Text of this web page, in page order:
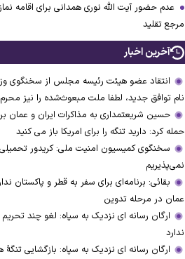
عدم حضور آیت الله نوری همدانی برای اقامه
مرجع تقلید
آخرین اخبار
انتقاد عضو هیئت رئیسه مجلس از سخنگوی
نام توافق جدید، لطفا ملت مبعوث‌شده را نیز محرم
حسین شریعتمداری به مذاکرات ایران و عمان
حمله کرد: دارید تنگه را برای امریکا باز می کنید
سخنگوی کمیسیون امنیت ملی: کریدور تحمیلی
نمی‌پذیریم
بقائی: برنامه‌ای برای سفر به قطر و پاکستان
عمان در مرحله تدوین
ارگان رسانه ای نزدیک به سپاه: لغو چند
ندارد
ارگان رسانه ای نزدیک به سپاه: بازگشایی تنگۀ